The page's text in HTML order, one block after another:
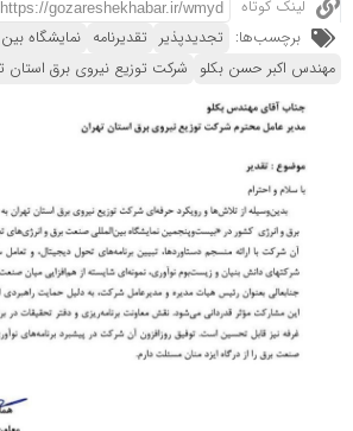
لینک کوتاه
برچسب‌ها: تجدیدپذیر تقدیرنامه نمایشگاه بین
مهندس اکبر حسن بکلو شرکت توزیع نیروی برق استان